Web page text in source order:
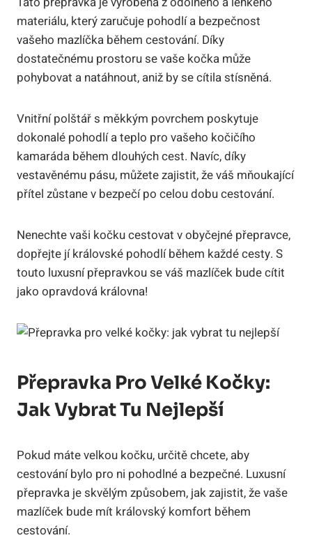
materiálu, který zaručuje pohodlí a bezpečnost
vašeho mazlíčka během cestování. Díky
dostatečnému prostoru se vaše kočka může
pohybovat a natáhnout, aniž by se cítila stísněná.
Vnitřní polštář s měkkým povrchem poskytuje
dokonalé pohodlí a teplo pro vašeho kočičího
kamaráda během dlouhých cest. Navíc, díky
vestavěnému pásu, můžete zajistit, že váš mňoukající
přítel zůstane v bezpečí po celou dobu cestování.
Nenechte vaši kočku cestovat v obyčejné přepravce,
dopřejte jí královské pohodlí během každé cesty. S
touto luxusní přepravkou se váš mazlíček bude cítit
jako opravdová královna!
Přepravka Pro Velké Kočky:
Jak Vybrat Tu Nejlepší
Pokud máte velkou kočku, určitě chcete, aby
cestování bylo pro ni pohodlné a bezpečné. Luxusní
přepravka je skvělým způsobem, jak zajistit, že vaše
mazlíček bude mít královský komfort během
cestování.